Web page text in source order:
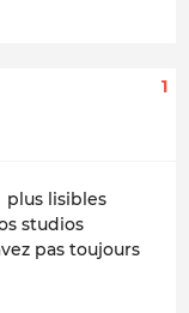
1
lisibles
studios
pas toujours